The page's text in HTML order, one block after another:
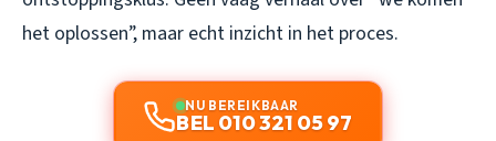
het oplossen”, maar echt inzicht in het proces.
NU BEREIKBAAR
BEL 010 321 05 97